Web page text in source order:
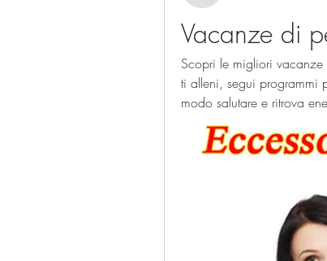
Vacanze di
Scopri le migliori
ti alleni, segui programmi
modo salutare e ritrova